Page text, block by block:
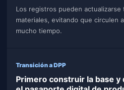
Los registros pueden actualizarse
materiales, evitando que circulen
mucho tiempo.
Transición a DPP
Primero construir la base